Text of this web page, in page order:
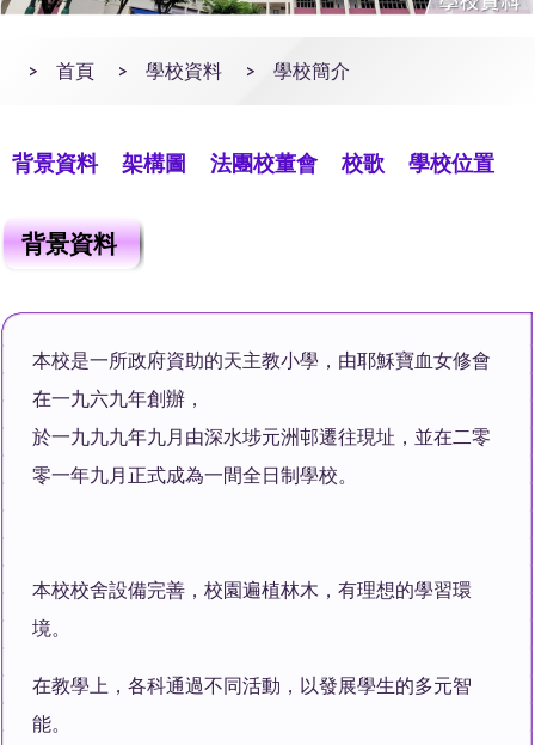
> 首頁 > 學校資料 > 學校簡介
背景資料 架構圖 法團校董會 校歌 學校位置
背景資料
本校是一所政府資助的天主教小學，由耶穌寶血女修會
在一九六九年創辦，
於一九九九年九月由深水埗元洲邨遷往現址，並在二零
零一年九月正式成為一間全日制學校。
本校校舍設備完善，校園遍植林木，有理想的學習環
境。
在教學上，各科通過不同活動，以發展學生的多元智
能。